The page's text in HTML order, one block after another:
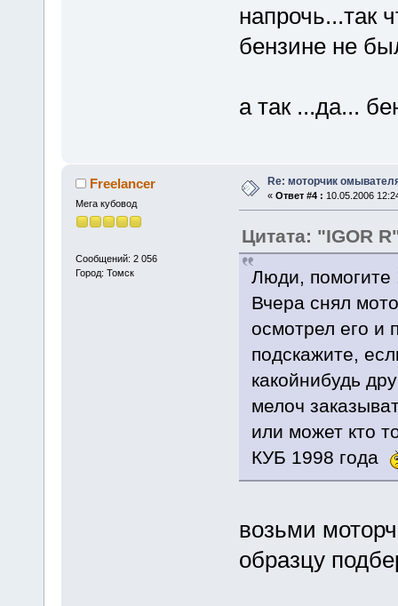
напрочь...так
бензине не
а так ...да...
Freelancer
Мега кубовод
Сообщений: 2 056
Город: Томск
Re: моторчик
« Ответ #4 : 10.05.2006
Цитата: "IGOR
Люди, помогите
Вчера снял
осмотрел его и
подскажите,
какойнибудь
мелоч
или может кто
КУБ 1998 года
возьми
образцу